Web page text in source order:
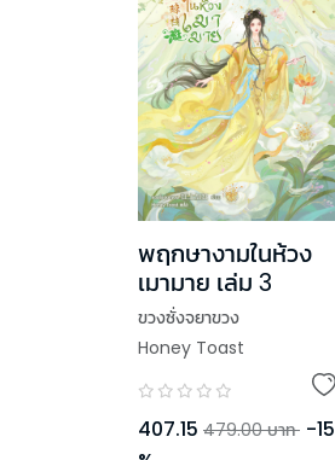
พฤกษางามในห้วง
เมามาย เล่ม 3
ขวงซั่งจยาขวง
Honey Toast
407.15 479.00 บาท -15